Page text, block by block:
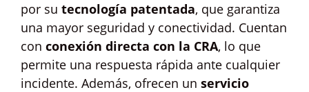
por su tecnología patentada, que garantiza
una mayor seguridad y conectividad. Cuentan
con conexión directa con la CRA, lo que
permite una respuesta rápida ante cualquier
incidente. Además, ofrecen un servicio